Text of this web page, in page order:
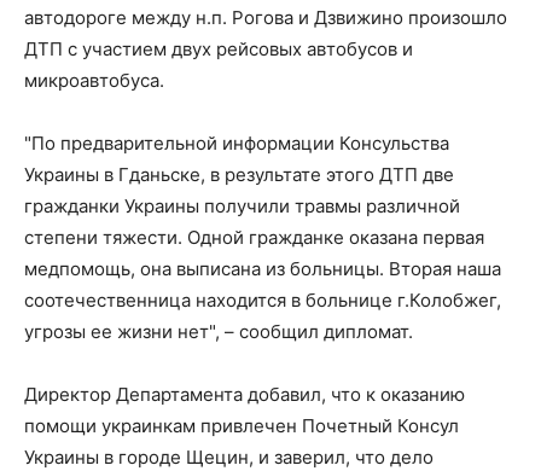
автодороге между н.п. Рогова и Дзвижино произошло
ДТП с участием двух рейсовых автобусов и
микроавтобуса.
"По предварительной информации Консульства
Украины в Гданьске, в результате этого ДТП две
гражданки Украины получили травмы различной
степени тяжести. Одной гражданке оказана первая
медпомощь, она выписана из больницы. Вторая наша
соотечественница находится в больнице г.Колобжег,
угрозы ее жизни нет", – сообщил дипломат.
Директор Департамента добавил, что к оказанию
помощи украинкам привлечен Почетный Консул
Украины в городе Щецин, и заверил, что дело